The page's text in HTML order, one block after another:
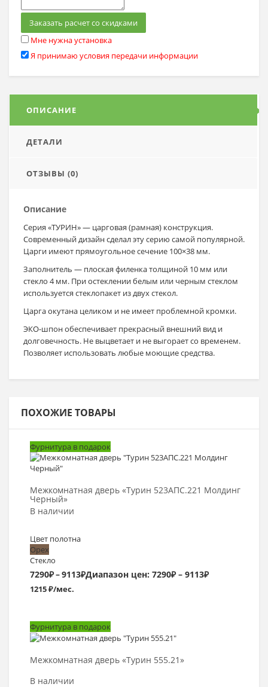
Заказать расчет со скидками
Мне нужна установка
Я принимаю условия передачи информации
ОПИСАНИЕ
ДЕТАЛИ
ОТЗЫВЫ (0)
Описание
Серия «ТУРИН» — царговая (рамная) конструкция.
Современный дизайн сделал эту серию самой популярной.
Царги имеют прямоугольное сечение 100×38 мм.
Заполнитель — плоская филенка толщиной 10 мм или
стекло 4 мм. При остеклении белым или черным стеклом
используется стеклопакет из двух стекол.
Царга окутана целиком и не имеет проблемной кромки.
ЭКО-шпон обеспечивает прекрасный внешний вид и
долговечность. Не выцветает и не выгорает со временем.
Позволяет использовать любые моющие средства.
ПОХОЖИЕ ТОВАРЫ
Фурнитура в подарок
Межкомнатная дверь «Турин 523АПС.221 Молдинг
Черный»
В наличии
Цвет полотна
Орех
Стекло
7290₽–9113₽Диапазон цен: 7290₽ – 9113₽
1215 ₽/мес.
Выбрать >
Фурнитура в подарок
Межкомнатная дверь «Турин 555.21»
В наличии
Выбрать >